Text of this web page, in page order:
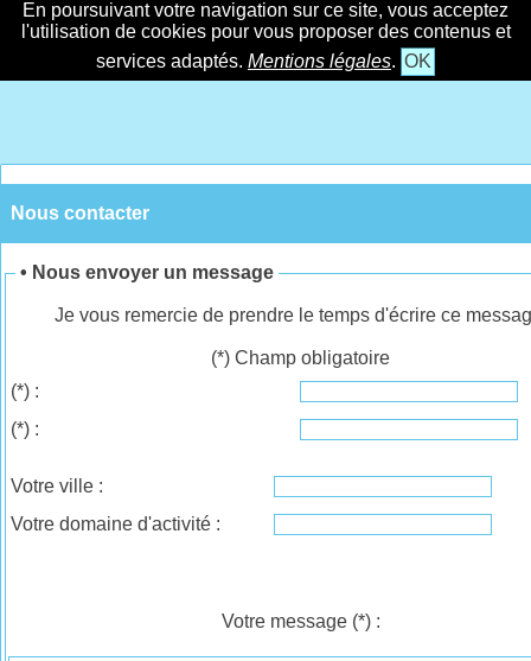
En poursuivant votre navigation sur ce site, vous acceptez
l'utilisation de cookies pour vous proposer des contenus et
services adaptés. Mentions légales. OK
Nous contacter
• Nous envoyer un message
Je vous remercie de prendre le temps d'écrire ce
(*) Champ obligatoire
(*) :
(*) :
Votre ville :
Votre domaine d'activité :
Votre message (*):